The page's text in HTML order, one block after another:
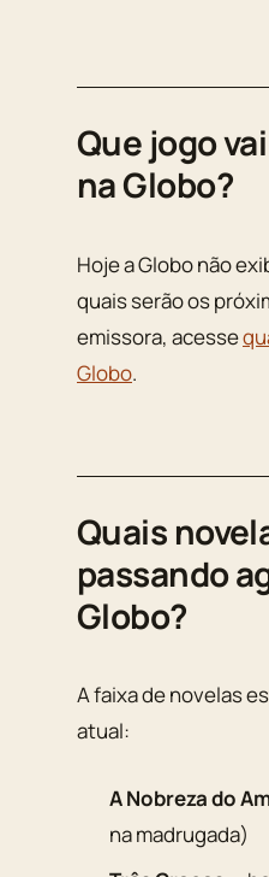
Que jogo
na Globo?
Hoje a Globo não
quais serão os
emissora, acesse
Globo.
Quais
passando
Globo?
A faixa de novelas
atual:
A Nobreza do
na madrugada)